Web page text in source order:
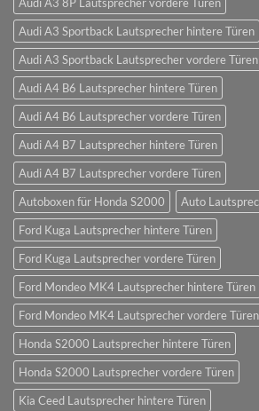
Audi A3 Sportback Lautsprecher hintere Türen
Audi A3 Sportback Lautsprecher vordere Türen
Audi A4 B6 Lautsprecher hintere Türen
Audi A4 B6 Lautsprecher vordere Türen
Audi A4 B7 Lautsprecher hintere Türen
Audi A4 B7 Lautsprecher vordere Türen
Autoboxen für Honda S2000
Auto
Ford Kuga Lautsprecher hintere Türen
Ford Kuga Lautsprecher vordere Türen
Ford Mondeo MK4 Lautsprecher hintere Türen
Ford Mondeo MK4 Lautsprecher vordere Türen
Honda S2000 Lautsprecher hintere Türen
Honda S2000 Lautsprecher vordere Türen
Kia Ceed Lautsprecher hintere Türen